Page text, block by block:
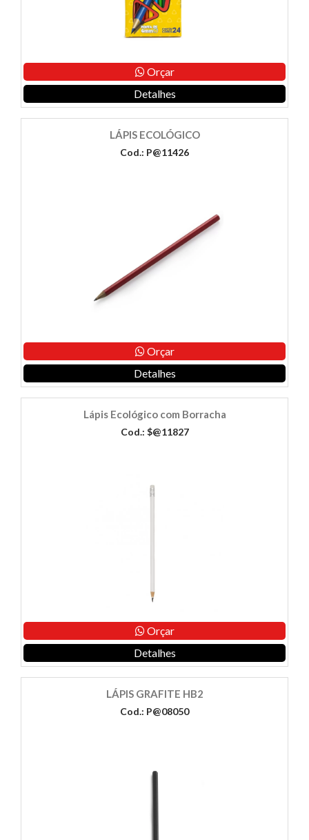
Orçar
Detalhes
LÁPIS ECOLÓGICO
Cod.: P@11426
Orçar
Detalhes
Lápis Ecológico com Borracha
Cod.: $@11827
Orçar
Detalhes
LÁPIS GRAFITE HB2
Cod.: P@08050